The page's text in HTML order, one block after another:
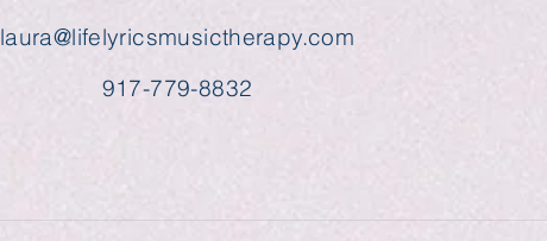
laura@lifelyricsmusictherapy.com
917-779-8832